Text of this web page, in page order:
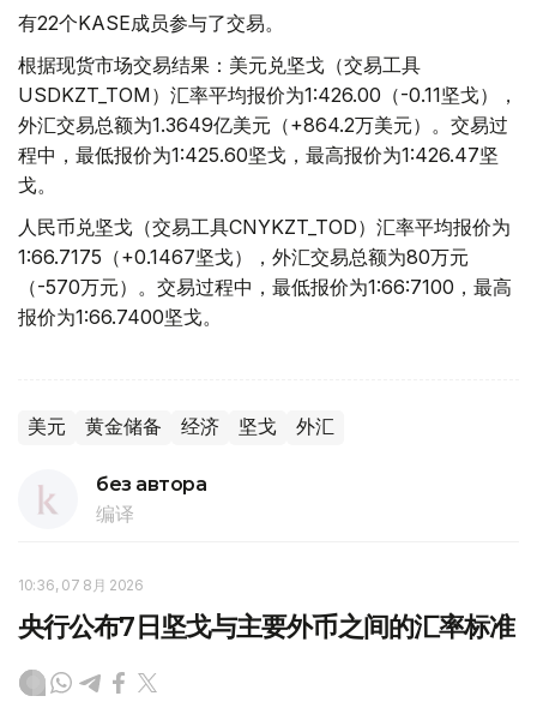
有22个KASE成员参与了交易。
根据现货市场交易结果：美元兑坚戈（交易工具
USDKZT_TOM）汇率平均报价为1:426.00（-0.11坚戈），
外汇交易总额为1.3649亿美元（+864.2万美元）。交易过
程中，最低报价为1:425.60坚戈，最高报价为1:426.47坚
戈。
人民币兑坚戈（交易工具CNYKZT_TOD）汇率平均报价为
1:66.7175（+0.1467坚戈），外汇交易总额为80万元
（-570万元）。交易过程中，最低报价为1:66:7100，最高
报价为1:66.7400坚戈。
美元 黄金储备 经济 坚戈 外汇
без автора
编译
10:36, 07 8月 2026
央行公布7日坚戈与主要外币之间的汇率标准